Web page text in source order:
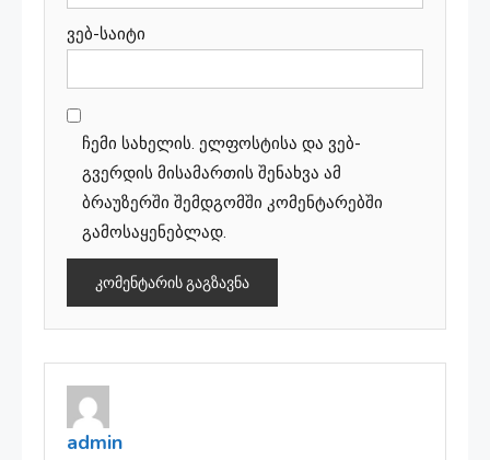
ვებ-საიტი
ჩემი სახელის. ელფოსტისა და ვებ-
გვერდის მისამართის შენახვა ამ
ბრაუზერში შემდგომში კომენტარებში
გამოსაყენებლად.
admin